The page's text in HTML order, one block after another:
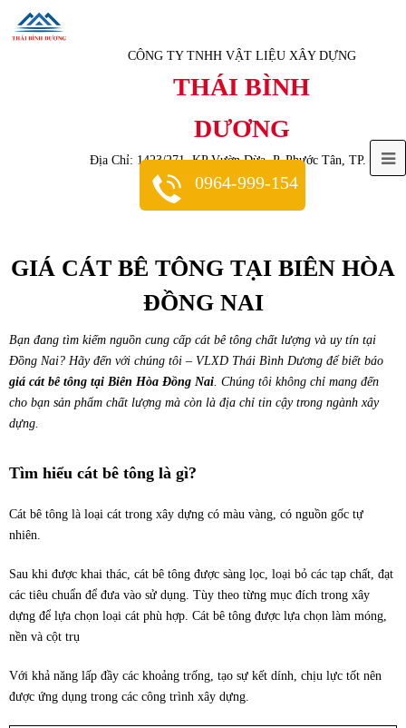
CÔNG TY TNHH VẬT LIỆU XÂY DỰNG
THÁI BÌNH
DƯƠNG
Địa Chỉ: 1423/271, KP Vườn Dừa, P. Phước Tân, TP. Biên
Hoà, Tỉnh Đồng Nai
0964-999-154
GIÁ CÁT BÊ TÔNG TẠI BIÊN HÒA
ĐỒNG NAI
Bạn đang tìm kiếm nguồn cung cấp cát bê tông chất lượng và uy tín tại
Đồng Nai? Hãy đến với chúng tôi – VLXD Thái Bình Dương để biết báo
giá cát bê tông tại Biên Hòa Đồng Nai. Chúng tôi không chỉ mang đến
cho bạn sản phẩm chất lượng mà còn là địa chỉ tin cậy trong ngành xây
dựng.
Tìm hiểu cát bê tông là gì?
Cát bê tông là loại cát trong xây dựng có màu vàng, có nguồn gốc tự
nhiên.
Sau khi được khai thác, cát bê tông được sàng lọc, loại bỏ các tạp chất, đạt
các tiêu chuẩn để đưa vào sử dụng. Tùy theo từng mục đích trong xây
dựng để lựa chọn loại cát phù hợp. Cát bê tông được lựa chọn làm móng,
nền và cột trụ
Với khả năng lấp đầy các khoảng trống, tạo sự kết dính, chịu lực tốt nên
được ứng dụng trong các công trình xây dựng.